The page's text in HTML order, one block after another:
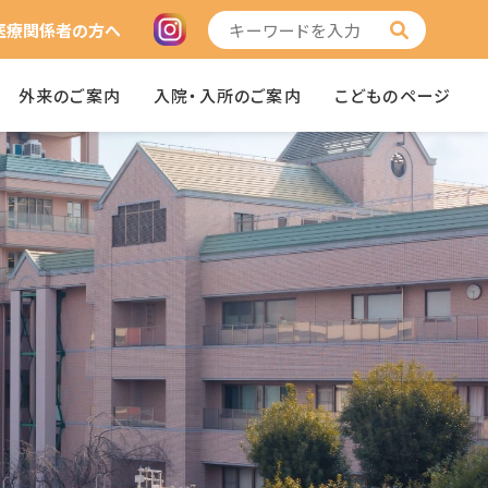
療関係者の方へ
外来のご案内 入院・入所のご案内 こどものページ